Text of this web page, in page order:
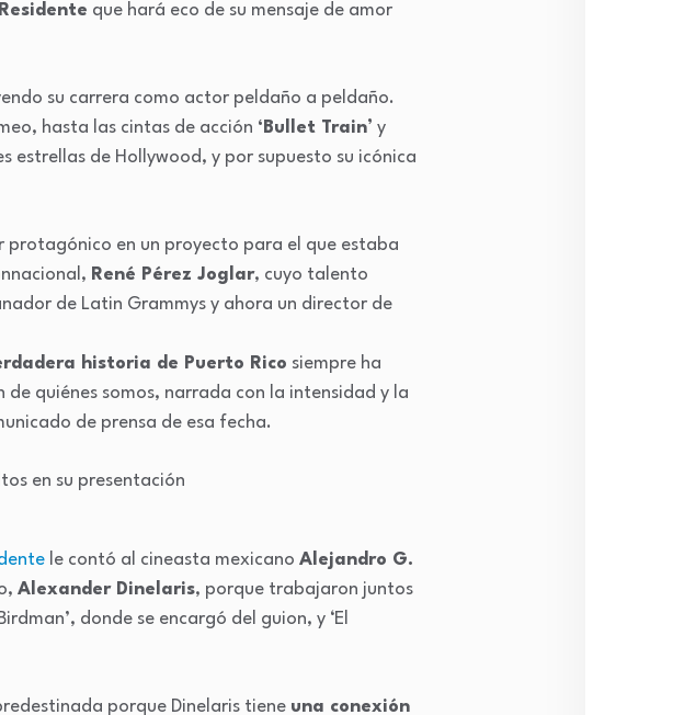
Residente que hará eco de su mensaje de amor
su carrera como actor peldaño a peldaño.
hasta las cintas de acción ‘Bullet Train’ y
estrellas de Hollywood, y por supuesto su icónica
en un proyecto para el que estaba
René Pérez Joglar, cuyo talento
de Latin Grammys y ahora un director de
historia de Puerto Rico siempre ha
quiénes somos, narrada con la intensidad y la
de prensa de esa fecha.
le contó al cineasta mexicano Alejandro G.
Alexander Dinelaris, porque trabajaron juntos
donde se encargó del guion, y ‘El
porque Dinelaris tiene una conexión